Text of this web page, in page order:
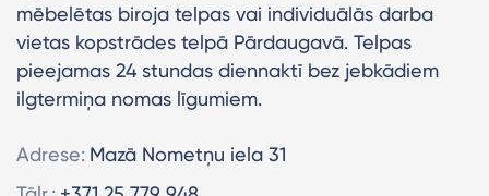
mēbelētas biroja telpas vai individuālās darba
vietas kopstrādes telpā Pārdaugavā. Telpas
pieejamas 24 stundas diennaktī bez jebkādiem
ilgtermiņa nomas līgumiem.
Adrese: Mazā Nometņu iela 31